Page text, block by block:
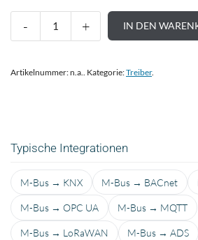
IN DEN
Artikelnummer:n.a. Kategorie:Treiber.
Typische Integrationen
M-Bus → KNX M-Bus → BACnet
M-Bus → OPC UA M-Bus → MQTT
M-Bus → LoRaWAN M-Bus → ADS